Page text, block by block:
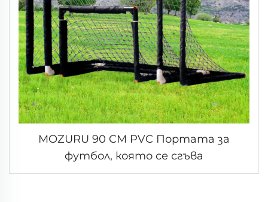
MOZURU 90 CM PVC Портата за
футбол, която се сгъва